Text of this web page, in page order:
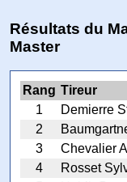
Résultats du
Master
Rang Tireur
1
Demierre
2
3
Chevalier
4
Rosset